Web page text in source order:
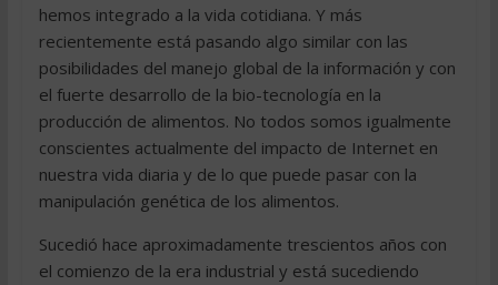
hemos integrado a la vida cotidiana. Y más
recientemente está pasando algo similar con las
posibilidades del manejo global de la información y con
el fuerte desarrollo de la bio-tecnología en la
producción de alimentos. No todos somos igualmente
conscientes actualmente del impacto de Internet en
nuestra vida diaria y de lo que puede pasar con la
manipulación genética de los alimentos.
Sucedió hace aproximadamente trescientos años con
el comienzo de la era industrial y está sucediendo